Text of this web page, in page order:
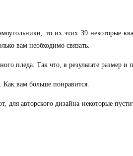
то их этих 39 некоторые
вам необходимо связать.
пледа. Так что, в результате размер
Как вам больше понравится.
авторского дизайна некоторые